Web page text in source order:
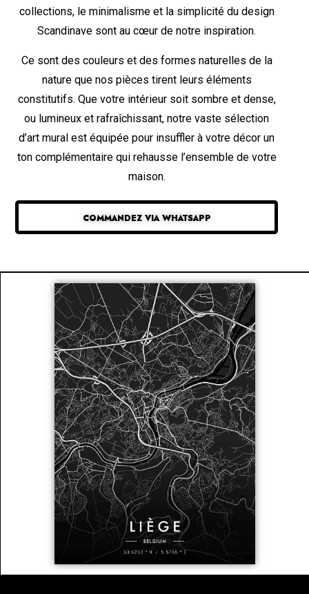
collections, le minimalisme et la simplicité du design
Scandinave sont au cœur de notre inspiration.
Ce sont des couleurs et des formes naturelles de la
nature que nos pièces tirent leurs éléments
constitutifs. Que votre intérieur soit sombre et dense,
ou lumineux et rafraîchissant, notre vaste sélection
d’art mural est équipée pour insuffler à votre décor un
ton complémentaire qui rehausse l’ensemble de votre
maison.
COMMANDEZ VIA WHATSAPP